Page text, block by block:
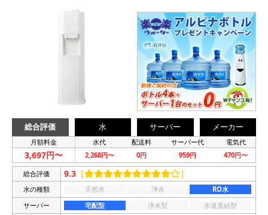
総合評価 水 サーバー メーカー
月額料金 水代 配送料 サーバー代 電気代
3,697円〜 2,268円〜 0円 959円 470円〜
総合評価 9.3 ［ ］
水の種類 天然水 浄水
RO水
サーバー
宅配型 浄水型
水道直結型